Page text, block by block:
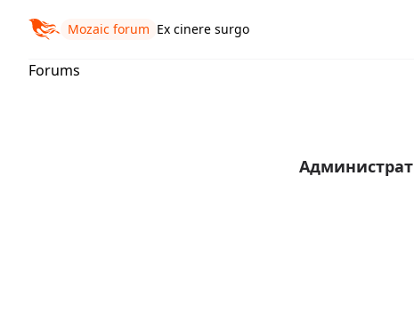
Mozaic forum Ex cinere surgo
Forums